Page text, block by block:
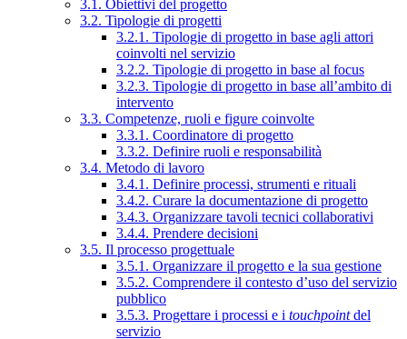
3.1. Obiettivi del progetto
3.2. Tipologie di progetti
3.2.1. Tipologie di progetto in base agli attori
coinvolti nel servizio
3.2.2. Tipologie di progetto in base al focus
3.2.3. Tipologie di progetto in base all’ambito di
intervento
3.3. Competenze, ruoli e figure coinvolte
3.3.1. Coordinatore di progetto
3.3.2. Definire ruoli e responsabilità
3.4. Metodo di lavoro
3.4.1. Definire processi, strumenti e rituali
3.4.2. Curare la documentazione di progetto
3.4.3. Organizzare tavoli tecnici collaborativi
3.4.4. Prendere decisioni
3.5. Il processo progettuale
3.5.1. Organizzare il progetto e la sua gestione
3.5.2. Comprendere il contesto d’uso del servizio
pubblico
3.5.3. Progettare i processi e i touchpointdel
servizio